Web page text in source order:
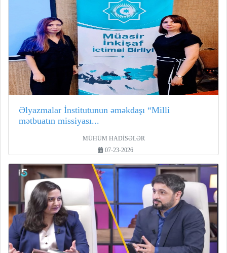
Əlyazmalar İnstitutunun əməkdaşı “Milli
mətbuatın missiyası...
MÜHÜM HADİSƏLƏR
07-23-2026